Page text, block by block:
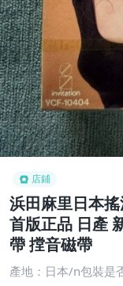
店鋪
浜田麻里日本
首版正品 日產
帶 摚音磁帶
產地：日本/n包裝是